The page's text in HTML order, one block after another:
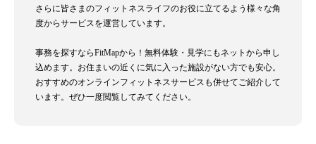
さらに皆さまのフィットネスライフのお役に立てるよう様々な角
度からサービスを運営しています。
事務を探すならFitMapから！無料体験・見学にもネットから申し
込めます。お住まいの近くに気に入った施設がない方でも安心。
おすすめのオンラインフィットネスサービスも併せてご紹介して
います。ぜひ一度閲覧してみてください。